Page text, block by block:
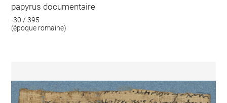
papyrus documentaire
-30 / 395
(époque romaine)